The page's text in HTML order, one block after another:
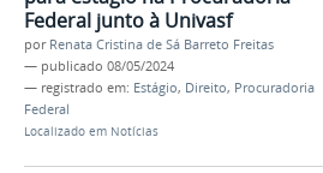
Federal junto à Univasf
por Renata Cristina de Sá Barreto Freitas
— publicado 08/05/2024
— registrado em: Estágio, Direito, Procuradoria
Federal
Localizado em Notícias